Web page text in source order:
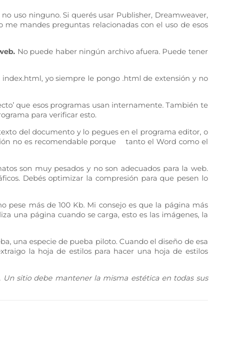
uso ninguno. Si querés usar Publisher, Dreamweaver,
me mandes preguntas relacionadas con el uso de esos
No puede haber ningún archivo afuera. Puede tener
index.html, yo siempre le pongo .html de extensión y no
que esos programas usan internamente. También te
para verificar esto.
del documento y lo pegues en el programa editor, o
no es recomendable porque tanto el Word como el
son muy pesados y no son adecuados para la web.
Debés optimizar la compresión para que pesen lo
más de 100 Kb. Mi consejo es que la página más
una página cuando se carga, esto es las imágenes, la
una especie de pueba piloto. Cuando el diseño de esa
la hoja de estilos para hacer una hoja de estilos
Un sitio debe mantener la misma estética en todas sus